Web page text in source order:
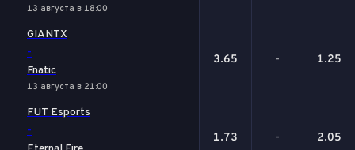
13 августа в 18:00
GIANTX
-
Fnatic
13 августа в 21:00
3.65 - 1.25
FUT Esports
- 1.73 - 2.05